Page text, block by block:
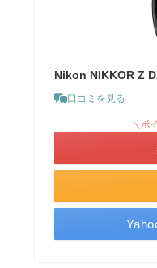
Nikon NIKKOR Z
口コミを見る
＼ポ